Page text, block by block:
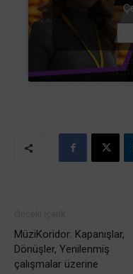
MüziKoridor: Kapanışlar,
Dönüşler, Yenilenmiş
çalışmalar üzerine